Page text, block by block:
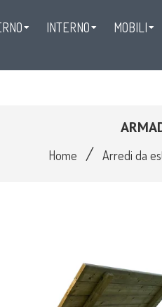
INTERNO MOBILI
Home / Arredi da